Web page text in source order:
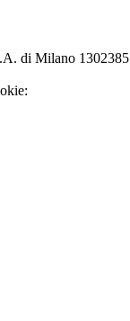
di Milano 1302385